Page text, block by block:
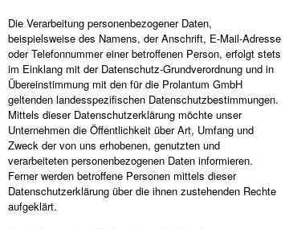
Die Verarbeitung personenbezogener Daten,
beispielsweise des Namens, der Anschrift, E-Mail-Adresse
oder Telefonnummer einer betroffenen Person, erfolgt stets
im Einklang mit der Datenschutz-Grundverordnung und in
Übereinstimmung mit den für die Prolantum GmbH
geltenden landesspezifischen Datenschutzbestimmungen.
Mittels dieser Datenschutzerklärung möchte unser
Unternehmen die Öffentlichkeit über Art, Umfang und
Zweck der von uns erhobenen, genutzten und
verarbeiteten personenbezogenen Daten informieren.
Ferner werden betroffene Personen mittels dieser
Datenschutzerklärung über die ihnen zustehenden Rechte
aufgeklärt.